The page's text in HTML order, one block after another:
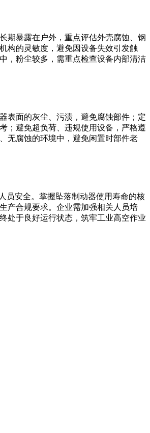
期暴露在户外，重点评估外壳腐蚀、钢
构的灵敏度，避免因设备失效引发触
，粉尘较多，需重点检查设备内部清洁
表面的灰尘、污渍，避免腐蚀部件；定
；避免超负荷、违规使用设备，严格遵
无腐蚀的环境中，避免闲置时部件老
员安全。掌握坠落制动器使用寿命的核
产合规要求。企业需加强相关人员培
处于良好运行状态，筑牢工业高空作业